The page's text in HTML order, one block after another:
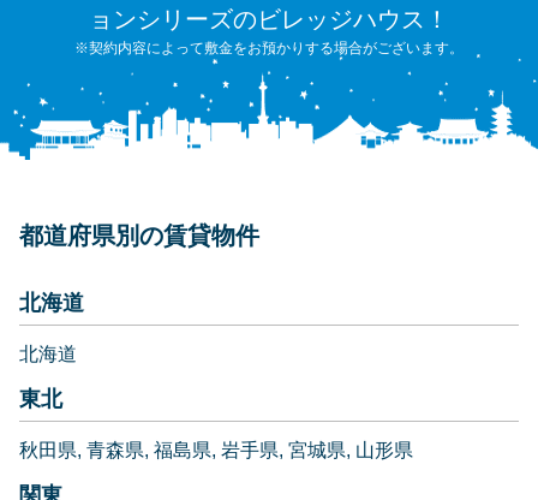
ョンシリーズのビレッジハウス！
※契約内容によって敷金をお預かりする場合がございます。
都道府県別の賃貸物件
北海道
北海道
東北
秋田県 青森県 福島県 岩手県 宮城県 山形県
関東